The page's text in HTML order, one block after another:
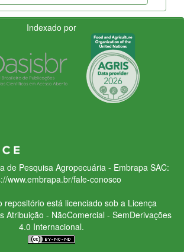
Indexado por
de Pesquisa Agropecuária - Embrapa SAC:
www.embrapa.br/fale-conosco
repositório está licenciado sob a Licença
Atribuição - NãoComercial - SemDerivações
4.0 Internacional.